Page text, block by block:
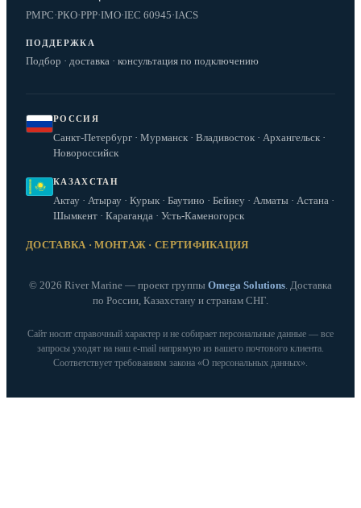
РМРС·РКО·РРР·IMO·IEC 60945·IACS
ПОДДЕРЖКА
Подбор · доставка · консультация по подключению
РОССИЯ
Санкт-Петербург · Мурманск · Владивосток · Архангельск ·
Новороссийск
КАЗАХСТАН
Актау · Атырау · Курык · Баутино · Бейнеу · Алматы · Астана ·
Шымкент · Караганда · Усть-Каменогорск
ДОСТАВКА · МОНТАЖ · СЕРТИФИКАЦИЯ
© 2026 River Marine — проект группы Omega Solutions. Доставка
по России, Казахстану и странам СНГ.
Сайт носит справочный характер и не собирает персональные данные — все
запросы уходят на наш e‑mail напрямую из вашего почтового клиента.
Соответствует требованиям закона «О персональных данных».